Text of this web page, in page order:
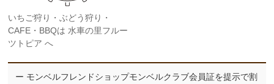
いちご狩り・ぶどう狩り・
CAFE・BBQは 水車の里フルー
ツトピア へ
ー モンベルフレンドショップモンベルクラブ会員証を提示で割